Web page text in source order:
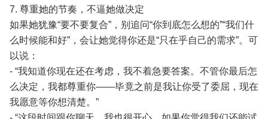
7. 尊重她的节奏，不逼她做决定
如果她犹豫“要不要复合”，别追问“你到底怎么想的”“我们什
么时候能和好”，会让她觉得你还是“只在乎自己的需求”。可
以说：
- “我知道你现在还在考虑，我不着急要答案。不管你最后怎
么决定，我都尊重你——毕竟之前是我让你受了委屈，现在
我愿意等你想清楚。”